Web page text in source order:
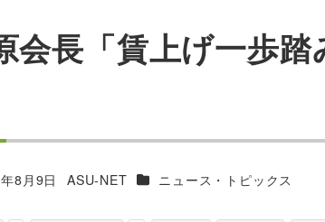
会長「賃上げ一歩
8月9日
著
ASU-NET カテゴリー
ニュース・トピックス